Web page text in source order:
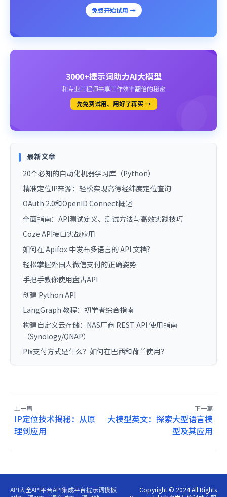
免费开始试用 →
3000+提示词助力AI大模型
和专业工程师共享工作效率翻倍的秘密
先免费试用、用好了再买 →
最新文章
20个必知的自动化机器学习库（Python）
精准定位IP来源：轻松实现高德经纬度定位查询
OAuth 2.0和OpenID Connect概述
全面指南：API测试定义、测试方法与高效实践技巧
Coze API接口实战应用
如何在 Apifox 中发布多语言的 API 文档？
轻松掌握外国人微信支付的正确姿势
手把手教你使用盘古API
创建 Python API
LangGraph 教程：初学者综合指南
构建自定义云存储：NAS厂商 REST API 使用指南
（Synology/QNAP）
Pix支付方式是什么？如何在巴西和荷兰使用？
上一篇
IP定位技术揭秘：从原
理到应用
下一篇
大模型英文：探索大型语言模
型及其应用
API大全API平台API集成平台提示词模板
Copyright © 2024 All Rights